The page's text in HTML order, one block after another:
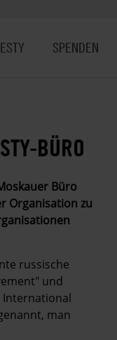
SPENDEN
BÜRO
Büro
Organisation zu
russische
und
International
man